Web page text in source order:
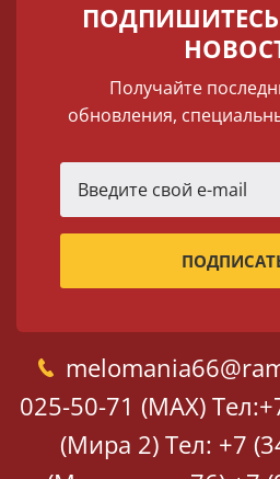
Получайте
обновления,
025-50-71 (MAX)
(Мира 2) Тел: +7